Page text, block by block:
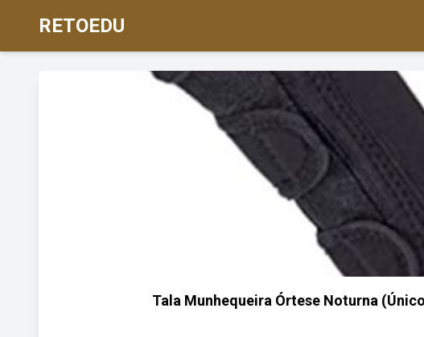
RETOEDU
Tala Munhequeira Órtese Noturna